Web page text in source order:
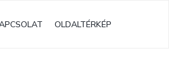
OLDALTÉRKÉP